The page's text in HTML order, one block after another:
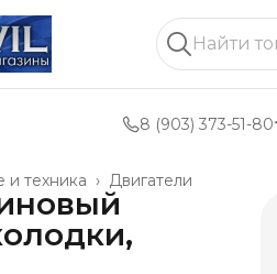
8 (903) 373-51-80
Двигатели
и техника ›